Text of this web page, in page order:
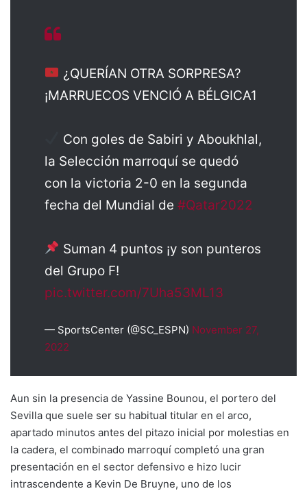
¿QUERÍAN OTRA SORPRESA?
¡MARRUECOS VENCIÓ A BÉLGICA1
Con goles de Sabiri y Aboukhlal,
la Selección marroquí se quedó
con la victoria 2-0 en la segunda
fecha del Mundial de #Qatar2022
Suman 4 puntos ¡y son punteros
del Grupo F!
pic.twitter.com/7Uha53ML13
— SportsCenter (@SC_ESPN) November 27,
2022
Aun sin la presencia de Yassine Bounou, el portero del
Sevilla que suele ser su habitual titular en el arco,
apartado minutos antes del pitazo inicial por molestias en
la cadera, el combinado marroquí completó una gran
presentación en el sector defensivo e hizo lucir
intrascendente a Kevin De Bruyne, uno de los